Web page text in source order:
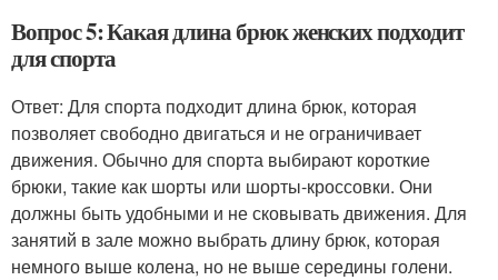
Вопрос 5: Какая длина брюк женских подходит
для спорта
Ответ: Для спорта подходит длина брюк, которая
позволяет свободно двигаться и не ограничивает
движения. Обычно для спорта выбирают короткие
брюки, такие как шорты или шорты-кроссовки. Они
должны быть удобными и не сковывать движения. Для
занятий в зале можно выбрать длину брюк, которая
немного выше колена, но не выше середины голени.